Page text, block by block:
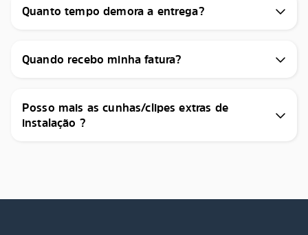
Quanto tempo demora a entrega?
Quando recebo minha fatura?
Posso mais as cunhas/clipes extras de
instalação ?